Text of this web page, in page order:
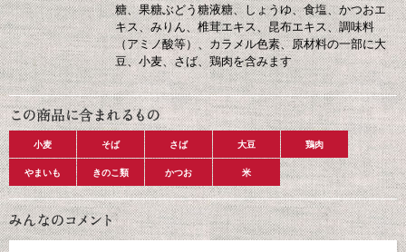
糖、果糖ぶどう糖液糖、しょうゆ、食塩、かつおエ
キス、みりん、椎茸エキス、昆布エキス、調味料
（アミノ酸等）、カラメル色素、原材料の一部に大
豆、小麦、さば、鶏肉を含みます
小麦 そば さば 大豆 鶏肉
やまいも きのこ類 かつお 米